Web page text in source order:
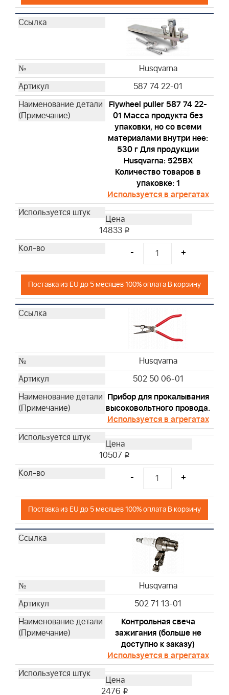
Husqvarna
587 74 22-01
Flywheel puller 587 74 22-
01 Масса продукта без
упаковки, но со всеми
материалами внутри нее:
530 г Для продукции
Husqvarna: 525BX
Количество товаров в
упаковке: 1
Используется в агрегатах
14833 i
- +
Поставка из EU до 5 месяцев 100% оплата В корзину
Husqvarna
502 50 06-01
Прибор для прокалывания
высоковольтного провода.
Используется в агрегатах
10507 i
- +
Поставка из EU до 5 месяцев 100% оплата В корзину
Husqvarna
502 71 13-01
Контрольная свеча
зажигания (больше не
доступно к заказу)
Используется в агрегатах
2476 i